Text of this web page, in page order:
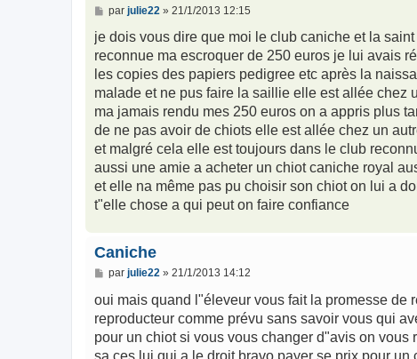
M
s
a
g
par julie22» 21/1/2013 12:15
je dois vous dire que moi le club caniche et la
reconnue ma escroquer de 250 euros je lui avais
les copies des papiers pedigree etc après la
malade et ne pus faire la saillie elle est allée chez
ma jamais rendu mes 250 euros on a appris plus
de ne pas avoir de chiots elle est allée chez un
et malgré cela elle est toujours dans le club
aussi une amie a acheter un chiot caniche royal
et elle na même pas pu choisir son chiot on lui a
t"elle chose a qui peut on faire confiance
Caniche
M
s
a
g
par julie22» 21/1/2013 14:12
oui mais quand l"éleveur vous fait la promesse de
reproducteur comme prévu sans savoir vous qui
pour un chiot si vous vous changer d"avis on vous
sa ces lui qui a le droit bravo payer se prix pour